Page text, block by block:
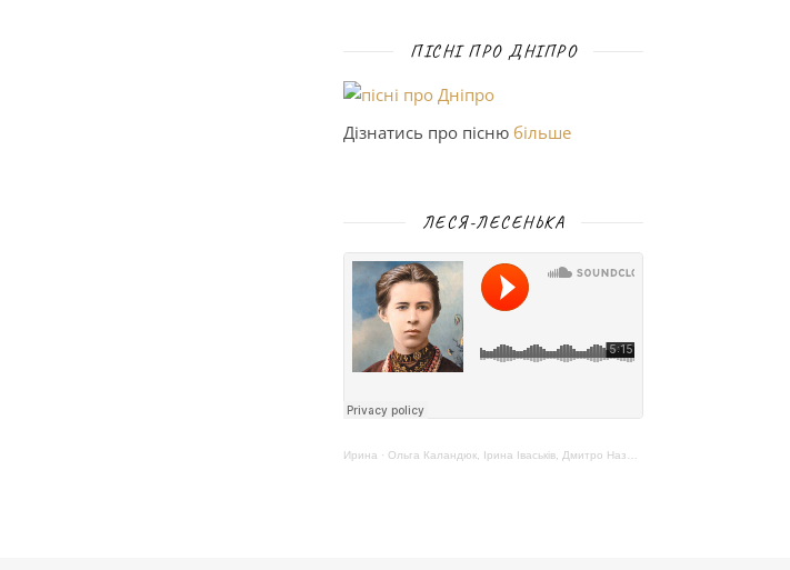
ПІСНІ ПРО ДНІПРО
Дізнатись про пісню більше
ЛЕСЯ-ЛЕСЕНЬКА
Ирина · Ольга Каландюк, Ірина Іваськів, Дмитро Назаренко – Леся-Лесенька